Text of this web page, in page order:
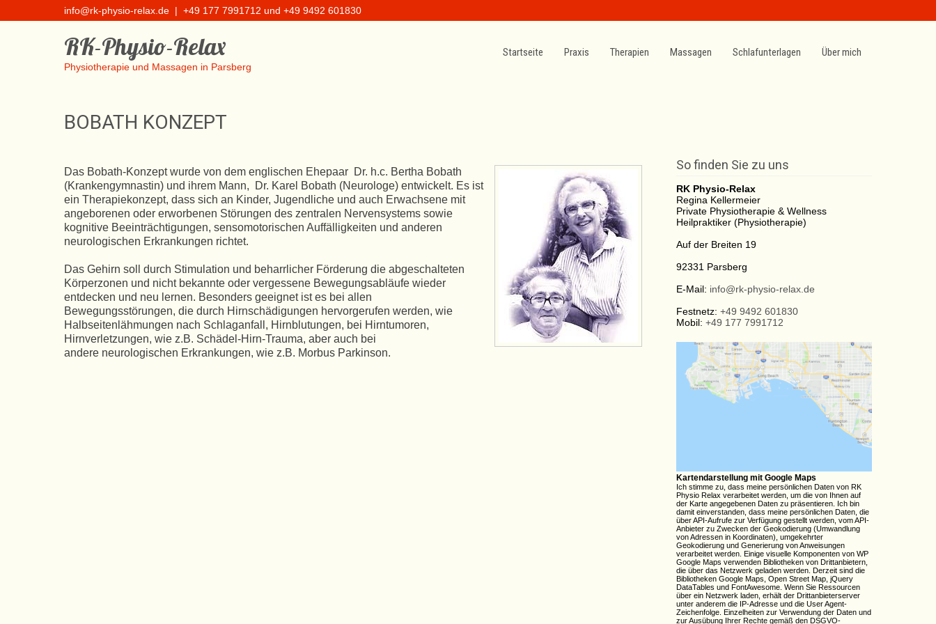
info@rk-physio-relax.de | +49 177 7991712 und +49 9492 601830
RK-Physio-Relax
Physiotherapie und Massagen in Parsberg
Startseite Praxis Therapien Massagen Schlafunterlagen Über mich
BOBATH KONZEPT
Das Bobath-Konzept wurde von dem englischen Ehepaar Dr. h.c. Bertha Bobath
(Krankengymnastin) und ihrem Mann, Dr. Karel Bobath (Neurologe) entwickelt. Es ist
ein Therapiekonzept, dass sich an Kinder, Jugendliche und auch Erwachsene mit
angeborenen oder erworbenen Störungen des zentralen Nervensystems sowie
kognitive Beeinträchtigungen, sensomotorischen Auffälligkeiten und anderen
neurologischen Erkrankungen richtet.
Das Gehirn soll durch Stimulation und beharrlicher Förderung die abgeschalteten
Körperzonen und nicht bekannte oder vergessene Bewegungsabläufe wieder
entdecken und neu lernen. Besonders geeignet ist es bei allen
Bewegungsstörungen, die durch Hirnschädigungen hervorgerufen werden, wie
Halbseitenlähmungen nach Schlaganfall, Hirnblutungen, bei Hirntumoren,
Hirnverletzungen, wie z.B. Schädel-Hirn-Trauma, aber auch bei
andere neurologischen Erkrankungen, wie z.B. Morbus Parkinson.
So finden Sie zu uns
RK Physio-Relax
Regina Kellermeier
Private Physiotherapie & Wellness
Heilpraktiker (Physiotherapie)
Auf der Breiten 19
92331 Parsberg
E-Mail: info@rk-physio-relax.de
Festnetz: +49 9492 601830
Mobil: +49 177 7991712
Kartendarstellung mit Google Maps
Ich stimme zu, dass meine persönlichen Daten von RK
Physio Relax verarbeitet werden, um die von Ihnen auf
der Karte angegebenen Daten zu präsentieren. Ich bin
damit einverstanden, dass meine persönlichen Daten, die
über API-Aufrufe zur Verfügung gestellt werden, vom API-
Anbieter zu Zwecken der Geokodierung (Umwandlung
von Adressen in Koordinaten), umgekehrter
Geokodierung und Generierung von Anweisungen
verarbeitet werden. Einige visuelle Komponenten von WP
Google Maps verwenden Bibliotheken von Drittanbietern,
die über das Netzwerk geladen werden. Derzeit sind die
Bibliotheken Google Maps, Open Street Map, jQuery
DataTables und FontAwesome. Wenn Sie Ressourcen
über ein Netzwerk laden, erhält der Drittanbieterserver
unter anderem die IP-Adresse und die User Agent-
Zeichenfolge. Einzelheiten zur Verwendung der Daten und
zur Ausübung Ihrer Rechte gemäß den DSGVO-